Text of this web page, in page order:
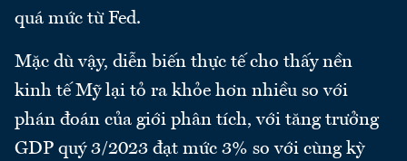
quá mức từ Fed.
Mặc dù vậy, diễn biến thực tế cho thấy nền
kinh tế Mỹ lại tỏ ra khỏe hơn nhiều so với
phán đoán của giới phân tích, với tăng trưởng
GDP quý 3/2023 đạt mức 3% so với cùng kỳ